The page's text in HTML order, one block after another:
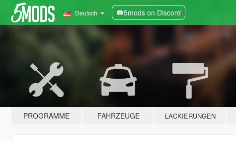
Deutsch 5mods on Discord
PROGRAMME FAHRZEUGE LACKIERUNGEN